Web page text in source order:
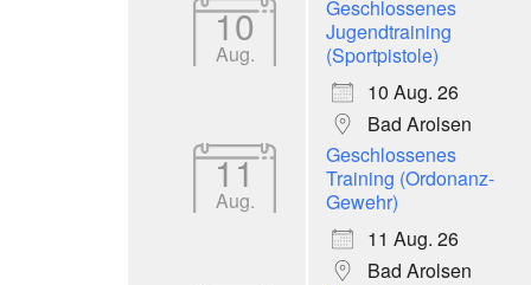
10
Aug.
Geschlossenes
Jugendtraining
(Sportpistole)
10 Aug. 26
Bad Arolsen
11
Aug.
Geschlossenes
Training (Ordonanz-
Gewehr)
11 Aug. 26
Bad Arolsen